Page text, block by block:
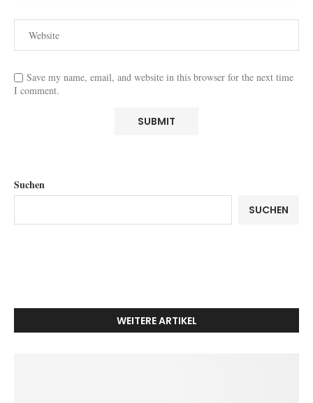
Save my name, email, and website in this browser for the next time
I comment.
Suchen
SUCHEN
WEITERE ARTIKEL